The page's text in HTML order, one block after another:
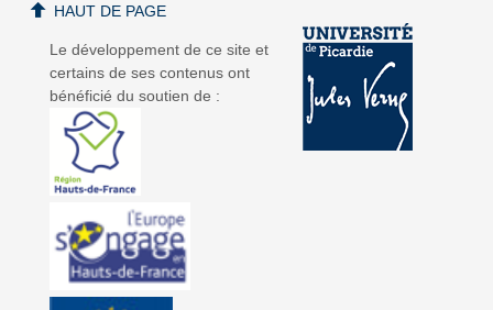
Le développement de ce site et
certains de ses contenus ont
bénéficié du soutien de :
HAUT DE PAGE